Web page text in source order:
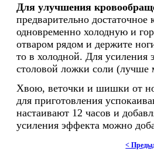
Для улучшения
предварительно достаточное
одновременно холодную и
отваром рядом и держите
то в холодной. Для
столовой ложки соли (лучше
Хвою, веточки и шишки от
для приготовления
настаивают 12 часов и
усиления эффекта можно
<